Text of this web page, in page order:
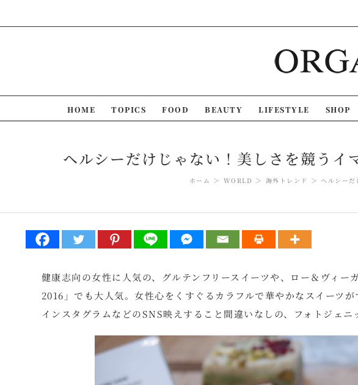
to
HOME TOPICS FOOD BEAUTY LIFESTYLE SHOP
ヘルシーだけじゃない！美しさを競う
ホーム WORLD 海外トレンド ヘルシー
健康志向の女性に人気の、グルテンフリースイーツや、ロー＆ヴィ
2016」でも大人気。女性心をくすぐるカラフルで華やかなスイーツ
インスタグラムなどのSNS映えすること間違いなしの、フォトジェニ